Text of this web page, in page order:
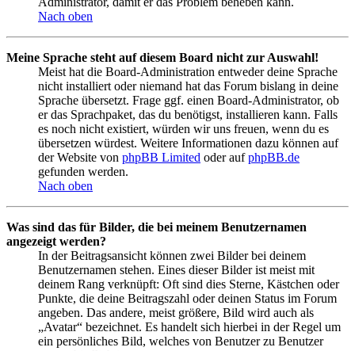
Nach oben
Meine Sprache steht auf diesem Board nicht zur Auswahl!
Meist hat die Board-Administration entweder deine Sprache
nicht installiert oder niemand hat das Forum bislang in deine
Sprache übersetzt. Frage ggf. einen Board-Administrator, ob
er das Sprachpaket, das du benötigst, installieren kann. Falls
es noch nicht existiert, würden wir uns freuen, wenn du es
übersetzen würdest. Weitere Informationen dazu können auf
der Website von phpBB Limited oder aufphpBB.de
gefunden werden.
Nach oben
Was sind das für Bilder, die bei meinem Benutzernamen
angezeigt werden?
In der Beitragsansicht können zwei Bilder bei deinem
Benutzernamen stehen. Eines dieser Bilder ist meist mit
deinem Rang verknüpft: Oft sind dies Sterne, Kästchen oder
Punkte, die deine Beitragszahl oder deinen Status im Forum
angeben. Das andere, meist größere, Bild wird auch als
„Avatar“ bezeichnet. Es handelt sich hierbei in der Regel um
ein persönliches Bild, welches von Benutzer zu Benutzer